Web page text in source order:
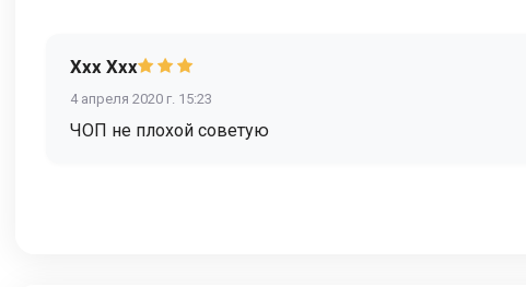
Xxx Xxx
4 апреля 2020 г. 15:23
ЧОП не плохой советую